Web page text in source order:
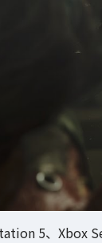
5、Xbox